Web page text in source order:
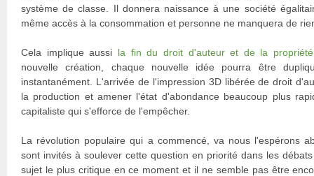
système de classe. Il donnera naissance à une société
même accès à la consommation et personne ne manquera de
Cela implique aussi la fin du droit d'auteur et de la propriété
nouvelle création, chaque nouvelle idée pourra être
instantanément. L'arrivée de l'impression 3D libérée de droit
la production et amener l'état d'abondance beaucoup plus
capitaliste qui s'efforce de l'empêcher.
La révolution populaire qui a commencé, va nous l'espérons
sont invités à soulever cette question en priorité dans les
sujet le plus critique en ce moment et il ne semble pas être